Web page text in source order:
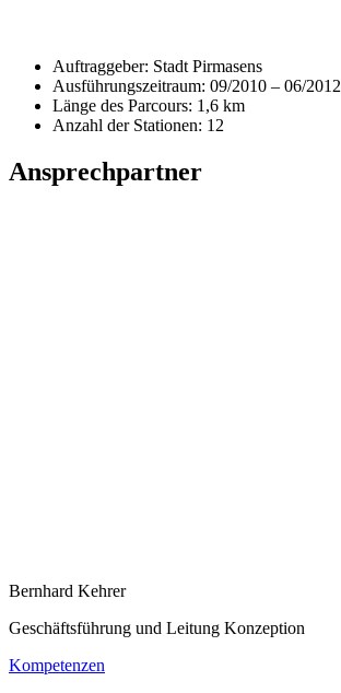
Auftraggeber: Stadt Pirmasens
Ausführungszeitraum: 09/2010 – 06/2012
Länge des Parcours: 1,6 km
Anzahl der Stationen: 12
Ansprechpartner
Bernhard Kehrer
Geschäftsführung und Leitung Konzeption
Kompetenzen